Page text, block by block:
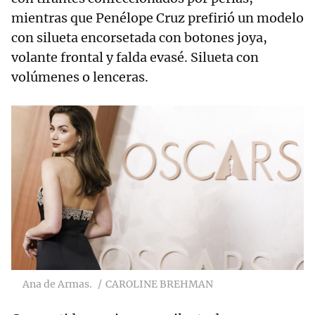
mientras que Penélope Cruz prefirió un modelo
con silueta encorsetada con botones joya,
volante frontal y falda evasé. Silueta con
volúmenes o lenceras.
Ana de Armas. CAROLINE BREHMAN